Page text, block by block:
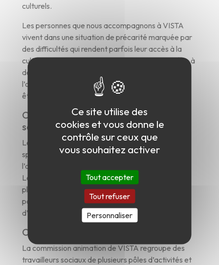
culturels.
Les personnes que nous accompagnons à VISTA
vivent dans une situation de précarité marquée par
des difficultés qui rendent parfois leur accès à la
culture difficile. Des projets tels que celui-ci, grâce à
des approches innovantes et solidaires, favorisent
l’ouverture à la culture et contribuent à leur bien-
être.
Comment fonctionnent les billets
solidaires ?
Le principe est simple : pour chaque spectacle, les
spectateurs peuvent ajouter 1€ (ou plus) lors de
l’achat de leur billet.
Les sommes ainsi collectées serviront à offrir des
places de concert aux personnes accompagnées
par VISTA, leur permettant ainsi de profiter
d’événements culturels.
Concrètement ?
La commission animation de VISTA regroupe des
travailleurs sociaux de plusieurs pôles d’activités et
Ce site utilise des
cookies et vous donne le
contrôle sur ceux que
vous souhaitez activer
Tout accepter
Tout refuser
Personnaliser